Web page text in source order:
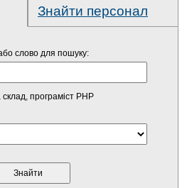
Знайти персонал
слово для пошуку:
програміст PHP